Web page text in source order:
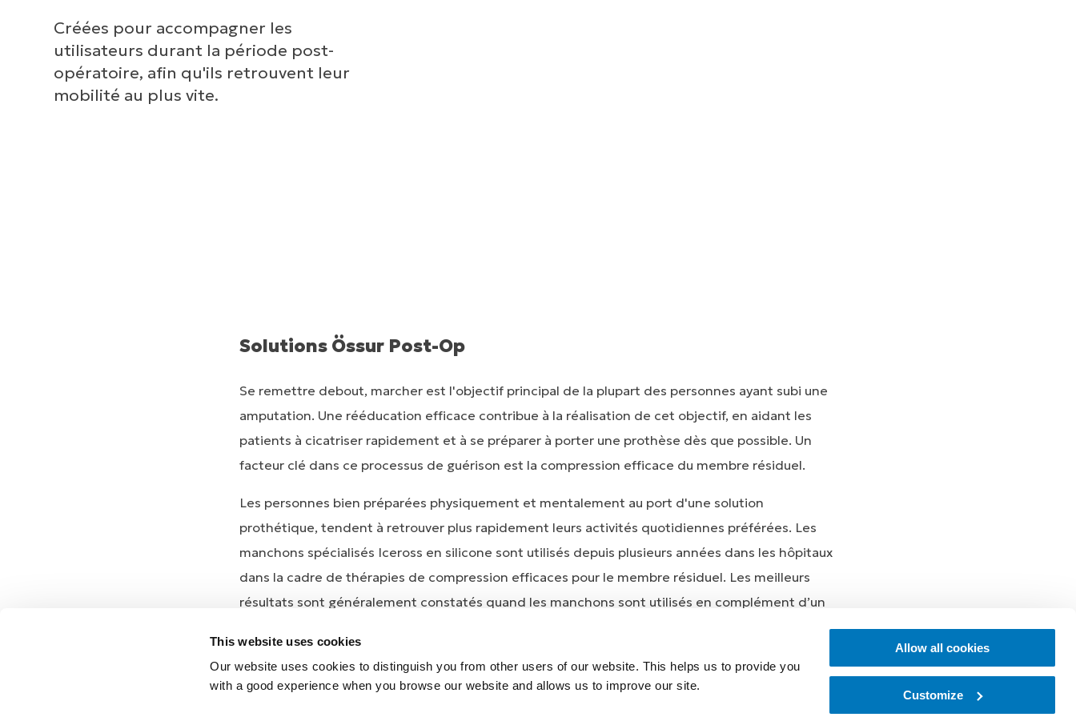
This website uses cookies
Our website uses cookies to distinguish you from other users of our website. This helps us to provide you
with a good experience when you browse our website and allows us to improve our site.
Allow all cookies
Customize
Créées pour accompagner les
utilisateurs durant la période post-
opératoire, afin qu'ils retrouvent leur
mobilité au plus vite.
Solutions Össur Post-Op
Se remettre debout, marcher est l'objectif principal de la plupart des personnes ayant subi une
amputation. Une rééducation efficace contribue à la réalisation de cet objectif, en aidant les
patients à cicatriser rapidement et à se préparer à porter une prothèse dès que possible. Un
facteur clé dans ce processus de guérison est la compression efficace du membre résiduel.
Les personnes bien préparées physiquement et mentalement au port d'une solution
prothétique, tendent à retrouver plus rapidement leurs activités quotidiennes préférées. Les
manchons spécialisés Iceross en silicone sont utilisés depuis plusieurs années dans les hôpitaux
dans la cadre de thérapies de compression efficaces pour le membre résiduel. Les meilleurs
résultats sont généralement constatés quand les manchons sont utilisés en complément d’un